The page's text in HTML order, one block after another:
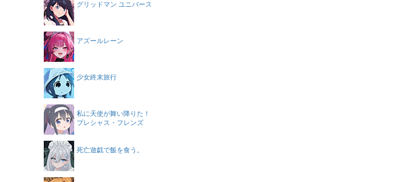
グリッドマン ユニバース
アズールレーン
少女終末旅行
私に天使が舞い降りた！
プレシャス・フレンズ
死亡遊戯で飯を食う。